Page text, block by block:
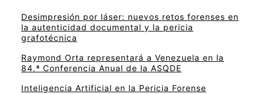
Desimpresión por láser: nuevos retos forenses en
la autenticidad documental y la pericia
grafotécnica
Raymond Orta representará a Venezuela en la
84.ª Conferencia Anual de la ASQDE
Inteligencia Artificial en la Pericia Forense